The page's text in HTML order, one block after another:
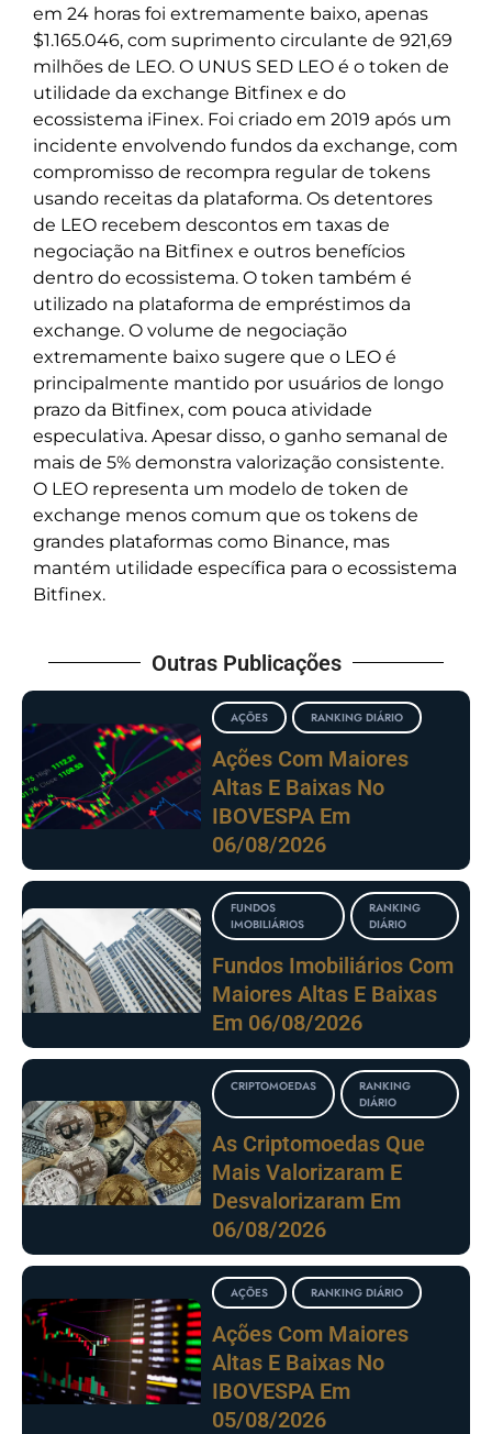
em 24 horas foi extremamente baixo, apenas
$1.165.046, com suprimento circulante de 921,69
milhões de LEO. O UNUS SED LEO é o token de
utilidade da exchange Bitfinex e do
ecossistema iFinex. Foi criado em 2019 após um
incidente envolvendo fundos da exchange, com
compromisso de recompra regular de tokens
usando receitas da plataforma. Os detentores
de LEO recebem descontos em taxas de
negociação na Bitfinex e outros benefícios
dentro do ecossistema. O token também é
utilizado na plataforma de empréstimos da
exchange. O volume de negociação
extremamente baixo sugere que o LEO é
principalmente mantido por usuários de longo
prazo da Bitfinex, com pouca atividade
especulativa. Apesar disso, o ganho semanal de
mais de 5% demonstra valorização consistente.
O LEO representa um modelo de token de
exchange menos comum que os tokens de
grandes plataformas como Binance, mas
mantém utilidade específica para o ecossistema
Bitfinex.
Outras Publicações
AÇÕES RANKING DIÁRIO
Ações Com Maiores
Altas E Baixas No
IBOVESPA Em
06/08/2026
FUNDOS
IMOBILIÁRIOS
RANKING
DIÁRIO
Fundos Imobiliários Com
Maiores Altas E Baixas
Em 06/08/2026
CRIPTOMOEDAS
RANKING
DIÁRIO
As Criptomoedas Que
Mais Valorizaram E
Desvalorizaram Em
06/08/2026
AÇÕES RANKING DIÁRIO
Ações Com Maiores
Altas E Baixas No
IBOVESPA Em
05/08/2026